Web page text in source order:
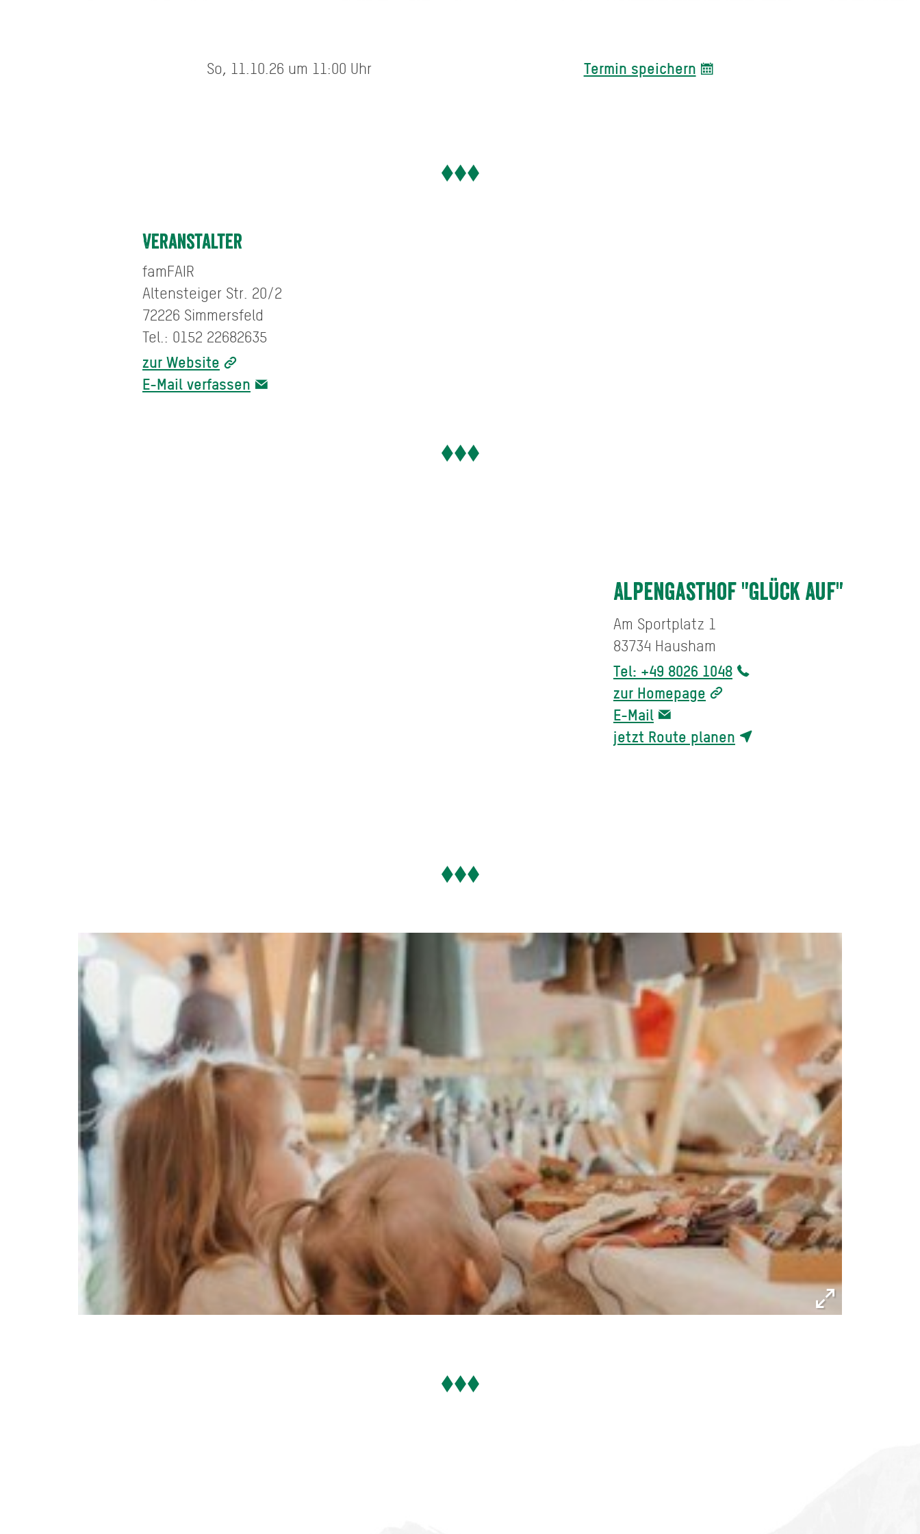
So, 11.10.26 um 11:00 Uhr Termin speichern
Veranstalter
famFAIR
Altensteiger Str. 20/2
72226 Simmersfeld
Tel.: 0152 22682635
zur Website
E-Mail verfassen
Alpengasthof "Glück Auf"
Am Sportplatz 1
83734 Hausham
Tel: +49 8026 1048
zur Homepage
E-Mail
jetzt Route planen